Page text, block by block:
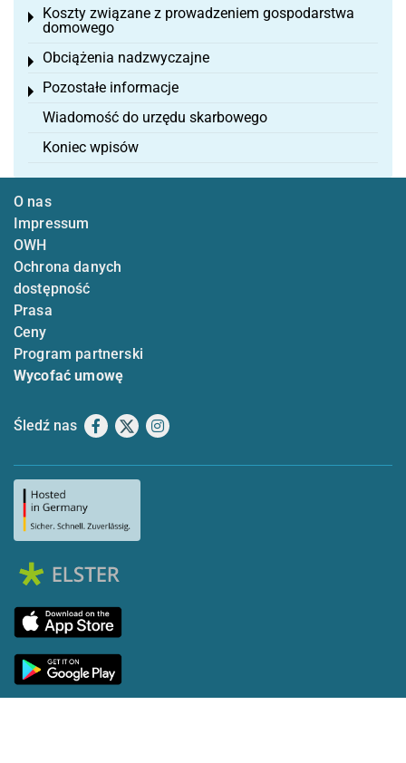
Koszty związane z prowadzeniem gospodarstwa
domowego
Toggle menu
Obciążenia nadzwyczajne
Toggle menu
Pozostałe informacje
Toggle menu
Wiadomość do urzędu skarbowego
Koniec wpisów
O nas
Impressum
OWH
Ochrona danych
dostępność
Prasa
Ceny
Program partnerski
Wycofać umowę
Śledź nas Facebook
X Instagram